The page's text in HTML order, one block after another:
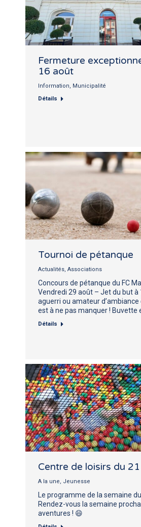
Fermeture
16 août
Information
Municipalité
Détails
Tournoi de pétanque
Actualités Associations
Concours de pétanque du FC
Vendredi 29 août – Jet du but à
aguerri ou amateur
est à ne pas manquer ! Buvette
Détails
Centre de loisirs du
A la une Jeunesse
Le programme de la semaine
Rendez-vous la semaine
aventures ! 😄